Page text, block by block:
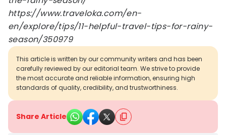
https://www.traveloka.com/en-
en/explore/tips/11-helpful-travel-tips-for-rainy-
season/350979
This article is written by our community writers and has been
carefully reviewed by our editorial team. We strive to provide
the most accurate and reliable information, ensuring high
standards of quality, credibility, and trustworthiness.
Share Article